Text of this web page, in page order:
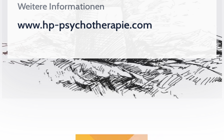
Weitere Informationen
www.hp-psychotherapie.com